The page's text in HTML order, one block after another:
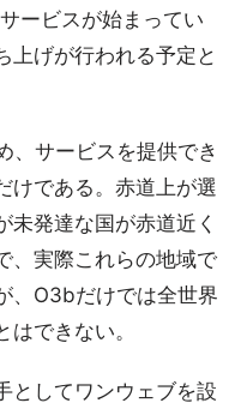
ービスが始まってい
上げが行われる予定と
、サービスを提供でき
けである。赤道上が選
未発達な国が赤道近く
、実際これらの地域で
、O3bだけでは全世界
できない。
としてワンウェブを設